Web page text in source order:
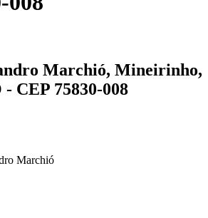
Marchió, Mineirinho,
CEP 75830-008
Marchió